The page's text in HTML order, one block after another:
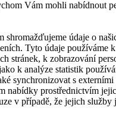
Vám mohli nabídnout
shromažďujeme údaje o
Tyto údaje používáme
stránek, k zobrazování
k analýze statistik
synchronizovat s
nabídky prostřednictvím
v případě, že jejich služby